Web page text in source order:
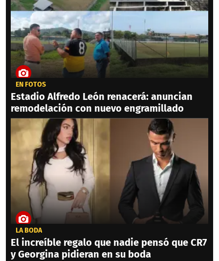
EN FOTOS
Estadio Alfredo León renacerá: anuncian
remodelación con nuevo engramillado
LA BODA
El increíble regalo que nadie pensó que CR7
y Georgina pidieran en su boda